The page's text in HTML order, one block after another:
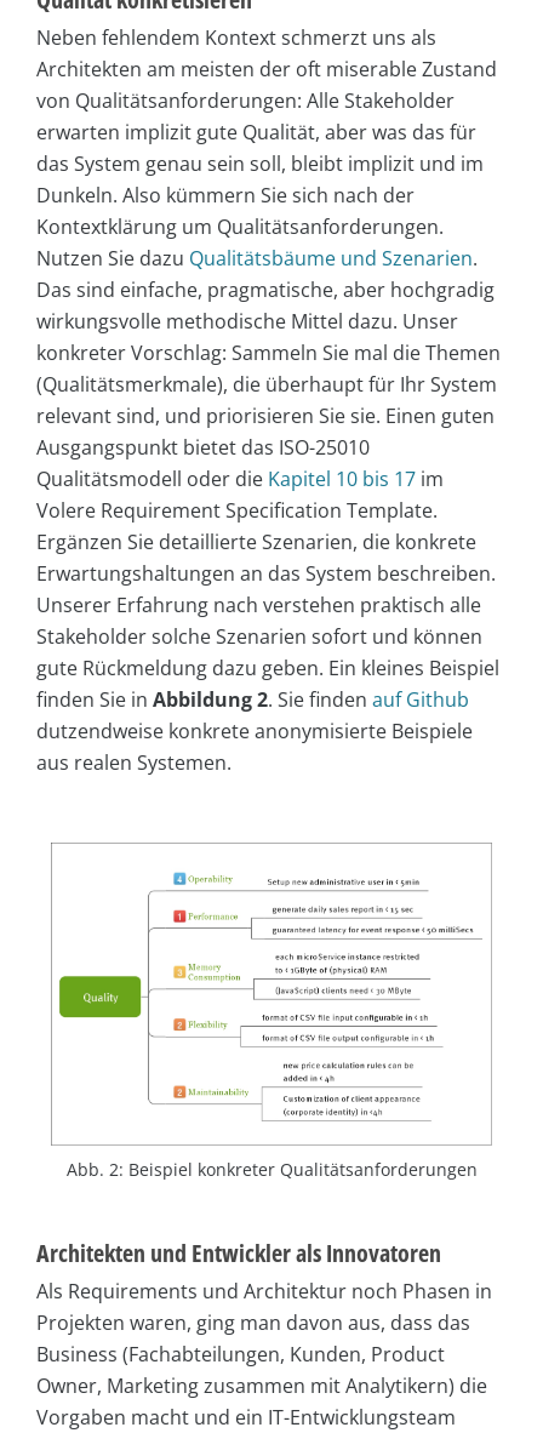
Neben fehlendem Kontext schmerzt uns als
Architekten am meisten der oft miserable Zustand
von Qualitätsanforderungen: Alle Stakeholder
erwarten implizit gute Qualität, aber was das für
das System genau sein soll, bleibt implizit und im
Dunkeln. Also kümmern Sie sich nach der
Kontextklärung um Qualitätsanforderungen.
Nutzen Sie dazu Qualitätsbäume und Szenarien.
Das sind einfache, pragmatische, aber hochgradig
wirkungsvolle methodische Mittel dazu. Unser
konkreter Vorschlag: Sammeln Sie mal die Themen
(Qualitätsmerkmale), die überhaupt für Ihr System
relevant sind, und priorisieren Sie sie. Einen guten
Ausgangspunkt bietet das ISO-25010
Qualitätsmodell oder die Kapitel 10 bis 17 im
Volere Requirement Specification Template.
Ergänzen Sie detaillierte Szenarien, die konkrete
Erwartungshaltungen an das System beschreiben.
Unserer Erfahrung nach verstehen praktisch alle
Stakeholder solche Szenarien sofort und können
gute Rückmeldung dazu geben. Ein kleines Beispiel
finden Sie in Abbildung 2. Sie finden auf Github
dutzendweise konkrete anonymisierte Beispiele
aus realen Systemen.
Abb. 2: Beispiel konkreter Qualitätsanforderungen
Architekten und Entwickler als Innovatoren
Als Requirements und Architektur noch Phasen in
Projekten waren, ging man davon aus, dass das
Business (Fachabteilungen, Kunden, Product
Owner, Marketing zusammen mit Analytikern) die
Vorgaben macht und ein IT-Entwicklungsteam